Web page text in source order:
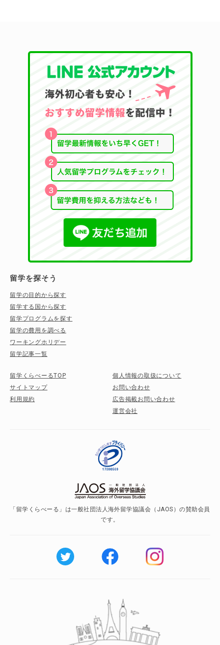
留学を探そう
留学の目的から探す
留学する国から探す
留学プログラムを探す
留学の費用を調べる
ワーキングホリデー
留学記事一覧
留学くらべーるTOP
サイトマップ
利用規約
個人情報の取扱について
お問い合わせ
広告掲載お問い合わせ
運営会社
「留学くらべーる」は一般社団法人海外留学協議会（JAOS）の賛助会員
です。